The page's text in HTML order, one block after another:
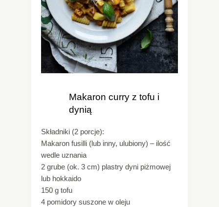
Makaron curry z tofu i
dynią
Składniki (2 porcje):
Makaron fusilli (lub inny, ulubiony) – ilość
wedle uznania
2 grube (ok. 3 cm) plastry dyni piżmowej
lub hokkaido
150 g tofu
4 pomidory suszone w oleju